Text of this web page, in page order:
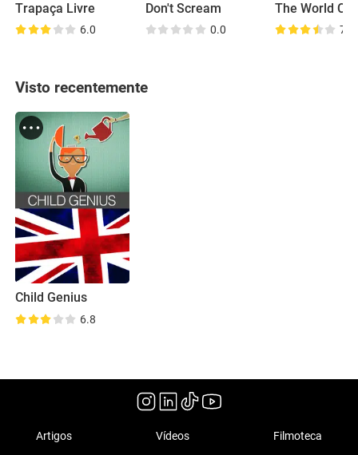
Trapaça Livre
6.0
Don't Scream
0.0
The World
7.8
Visto recentemente
Child Genius
6.8
Artigos Vídeos Filmoteca